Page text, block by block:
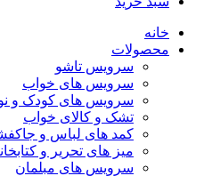
خانه
محصولات
سرویس تاشو
سرویس های خواب
سرویس های کودک و
تشک و کالای خواب
کمد های لباس و
میز های تحریر و
سرویس های مبلمان